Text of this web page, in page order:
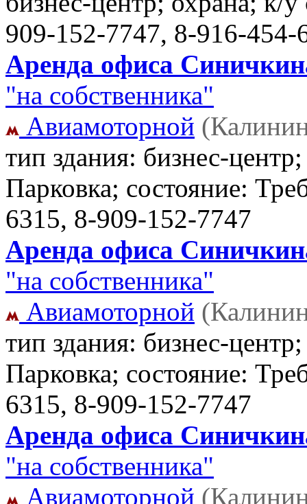
909-152-7747, 8-916-454-
Аренда офиса
"на собственника"
Авиамоторной
тип здания: бизнес-
Парковка; состояние:
6315, 8-909-152-7747
Аренда офиса
"на собственника"
Авиамоторной
тип здания: бизнес-
Парковка; состояние:
6315, 8-909-152-7747
Аренда офиса
"на собственника"
Авиамоторной